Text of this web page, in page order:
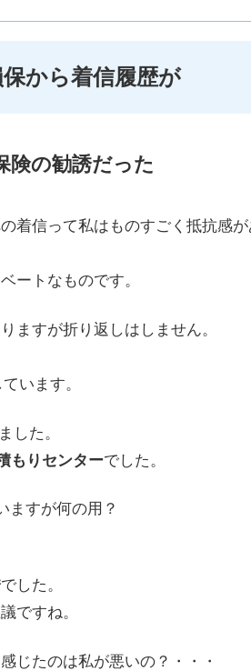
から着信履歴が
険の勧誘だった
着信って私はものすごく抵抗感が
ートなものです。
ますが折り返しはしません。
います。
した。
もりセンターでした。
ますが何の用？
でした。
ですね。
じたのは私が悪いの？・・・